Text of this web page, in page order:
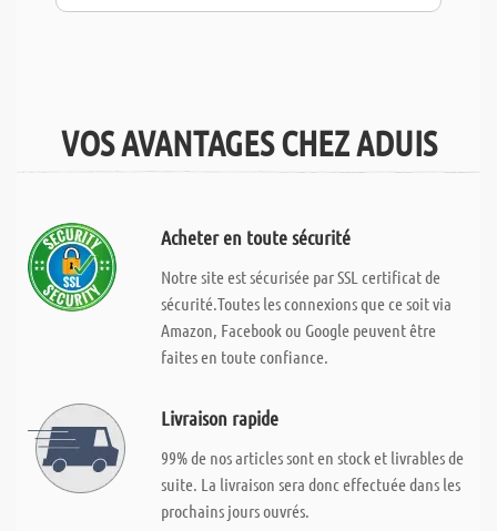
VOS AVANTAGES CHEZ ADUIS
Acheter en toute sécurité
Notre site est sécurisée par SSL certificat de
sécurité.Toutes les connexions que ce soit via
Amazon, Facebook ou Google peuvent être
faites en toute confiance.
Livraison rapide
99% de nos articles sont en stock et livrables de
suite. La livraison sera donc effectuée dans les
prochains jours ouvrés.